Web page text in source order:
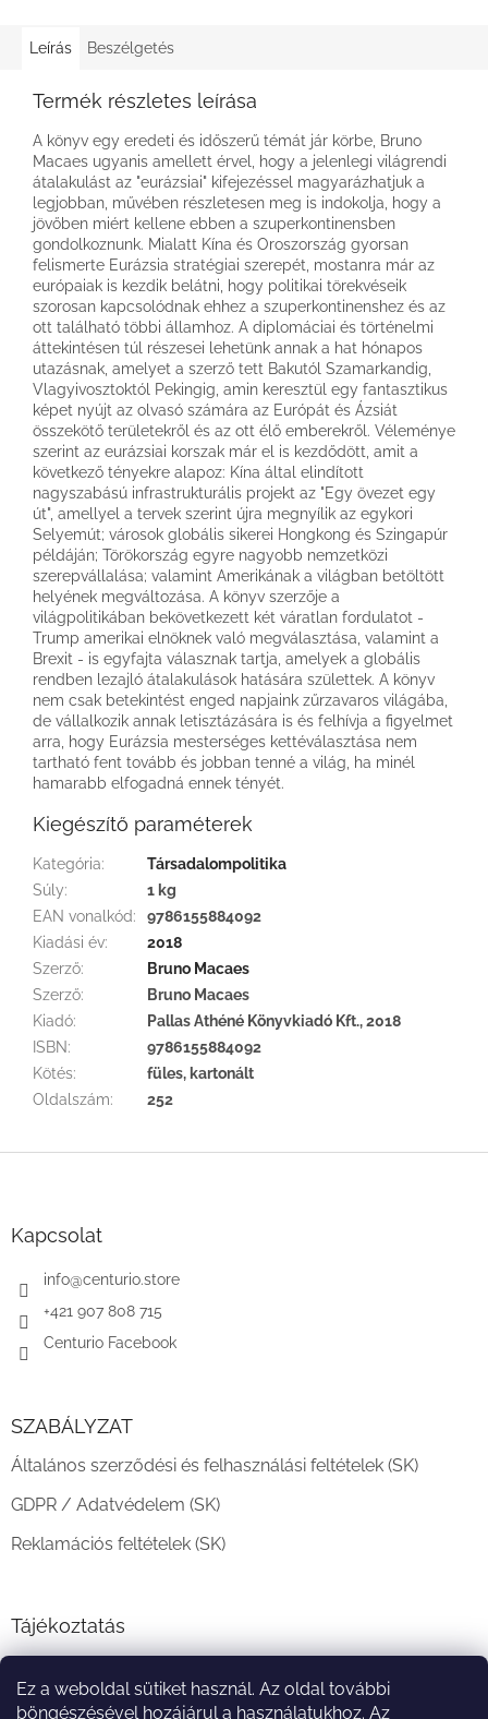
Ez a weboldal sütiket használ. Az oldal további
böngészésével hozájárul a használatukhoz. Az
Leírás Beszélgetés
Termék részletes leírása
A könyv egy eredeti és időszerű témát jár körbe, Bruno
Macaes ugyanis amellett érvel, hogy a jelenlegi világrendi
átalakulást az "eurázsiai" kifejezéssel magyarázhatjuk a
legjobban, művében részletesen meg is indokolja, hogy a
jövőben miért kellene ebben a szuperkontinensben
gondolkoznunk. Mialatt Kína és Oroszország gyorsan
felismerte Eurázsia stratégiai szerepét, mostanra már az
európaiak is kezdik belátni, hogy politikai törekvéseik
szorosan kapcsolódnak ehhez a szuperkontinenshez és az
ott található többi államhoz. A diplomáciai és történelmi
áttekintésen túl részesei lehetünk annak a hat hónapos
utazásnak, amelyet a szerző tett Bakutól Szamarkandig,
Vlagyivosztoktól Pekingig, amin keresztül egy fantasztikus
képet nyújt az olvasó számára az Európát és Ázsiát
összekötő területekről és az ott élő emberekről. Véleménye
szerint az eurázsiai korszak már el is kezdődött, amit a
következő tényekre alapoz: Kína által elindított
nagyszabású infrastrukturális projekt az "Egy övezet egy
út", amellyel a tervek szerint újra megnyílik az egykori
Selyemút; városok globális sikerei Hongkong és Szingapúr
példáján; Törökország egyre nagyobb nemzetközi
szerepvállalása; valamint Amerikának a világban betöltött
helyének megváltozása. A könyv szerzője a
világpolitikában bekövetkezett két váratlan fordulatot -
Trump amerikai elnöknek való megválasztása, valamint a
Brexit - is egyfajta válasznak tartja, amelyek a globális
rendben lezajló átalakulások hatására születtek. A könyv
nem csak betekintést enged napjaink zűrzavaros világába,
de vállalkozik annak letisztázására is és felhívja a figyelmet
arra, hogy Eurázsia mesterséges kettéválasztása nem
tartható fent tovább és jobban tenné a világ, ha minél
hamarabb elfogadná ennek tényét.
Kiegészítő paraméterek
Kategória:
Társadalompolitika
Súly:
1 kg
EAN vonalkód:
9786155884092
Kiadási év:
2018
Szerző:
Bruno Macaes
Szerző:
Bruno Macaes
Kiadó:
Pallas Athéné Könyvkiadó Kft., 2018
ISBN:
9786155884092
Kötés:
füles, kartonált
Oldalszám: 252
Kapcsolat
info@centurio.store
+421 907 808 715
Centurio Facebook
SZABÁLYZAT
Általános szerződési és felhasználási feltételek (SK)
GDPR / Adatvédelem (SK)
Reklamációs feltételek (SK)
Tájékoztatás
A vásárlás menete